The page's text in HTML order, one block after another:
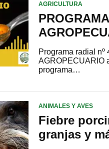
AGRICULTURA
Programa radial
AGROPECUARIO
programa…
ANIMALES Y AVES
Fiebre
granjas y